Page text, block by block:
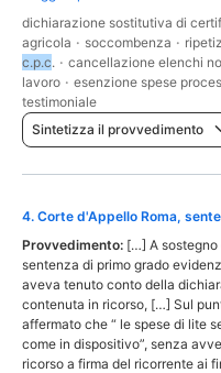
dichiarazione sostitutiva di
agricola · soccombenza ·
c.p.c. · cancellazione elenchi
lavoro · esenzione spese
testimoniale
Sintetizza il provvedimento
4. Corte d'Appello Roma,
Provvedimento: […] A sostegno
sentenza di primo grado
aveva tenuto conto della
contenuta in ricorso, […] Sul
affermato che “ le spese di lite
come in dispositivo”, senza
ricorso a firma del ricorrente ai